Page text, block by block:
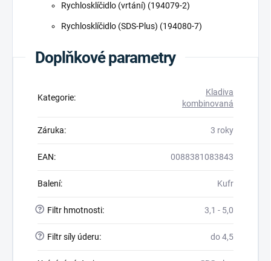
Rychlosklíčidlo (vrtání) (194079-2)
Rychlosklíčidlo (SDS-Plus) (194080-7)
Doplňkové parametry
Kategorie:
Kladiva
kombinovaná
Záruka: 3 roky
EAN: 0088381083843
Balení: Kufr
? Filtr hmotnosti: 3,1 - 5,0
? Filtr síly úderu: do 4,5